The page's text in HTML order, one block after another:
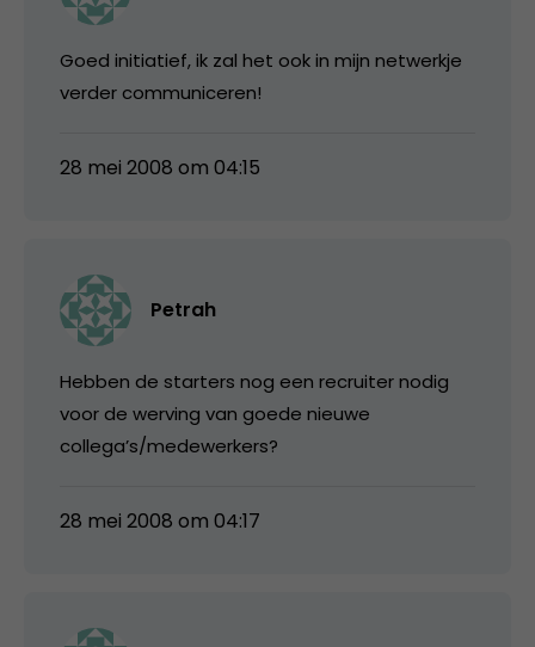
Goed initiatief, ik zal het ook in mijn netwerkje
verder communiceren!
28 mei 2008 om 04:15
Petrah
Hebben de starters nog een recruiter nodig
voor de werving van goede nieuwe
collega’s/medewerkers?
28 mei 2008 om 04:17